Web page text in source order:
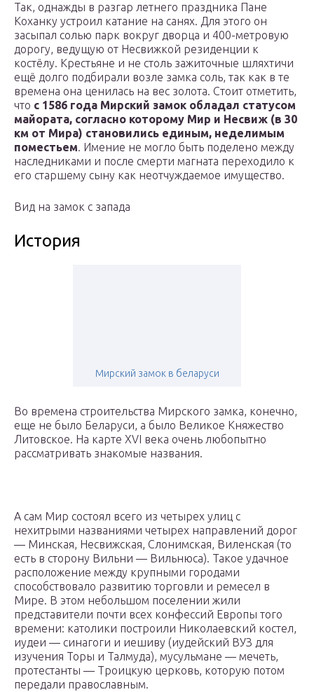
Так, однажды в разгар летнего праздника Пане
Коханку устроил катание на санях. Для этого он
засыпал солью парк вокруг дворца и 400-метровую
дорогу, ведущую от Несвижкой резиденции к
костёлу. Крестьяне и не столь зажиточные шляхтичи
ещё долго подбирали возле замка соль, так как в те
времена она ценилась на вес золота. Стоит отметить,
что с 1586 года Мирский замок обладал статусом
майората, согласно которому Мир и Несвиж (в 30
км от Мира) становились единым, неделимым
поместьем. Имение не могло быть поделено между
наследниками и после смерти магната переходило к
его старшему сыну как неотчуждаемое имущество.
Вид на замок с запада
История
Мирский замок в беларуси
Во времена строительства Мирского замка, конечно,
еще не было Беларуси, а было Великое Княжество
Литовское. На карте ХVI века очень любопытно
рассматривать знакомые названия.
А сам Мир состоял всего из четырех улиц с
нехитрыми названиями четырех направлений дорог
— Минская, Несвижская, Слонимская, Виленская (то
есть в сторону Вильни — Вильнюса). Такое удачное
расположение между крупными городами
способствовало развитию торговли и ремесел в
Мире. В этом небольшом поселении жили
представители почти всех конфессий Европы того
времени: католики построили Николаевский костел,
иудеи — синагоги и иешиву (иудейский ВУЗ для
изучения Торы и Талмуда), мусульмане — мечеть,
протестанты — Троицкую церковь, которую потом
передали православным.